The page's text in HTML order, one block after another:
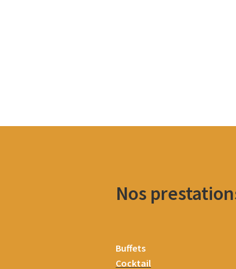
Nos
Buffets
Cocktail